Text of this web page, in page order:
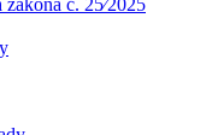
č. 25⁄2025